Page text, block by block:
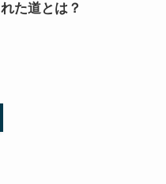
た道とは？